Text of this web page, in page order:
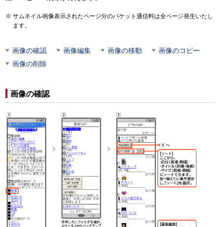
サムネイル画像表示されたページ分のパケット通信料は全ページ発生いたし
ます。
画像の確認 画像編集 画像の移動
画像のコピー
画像の削除
画像の確認